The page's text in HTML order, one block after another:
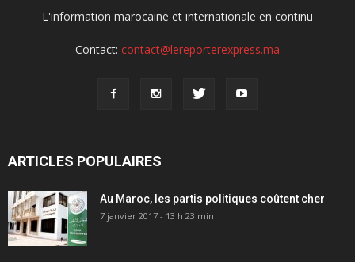
L'information marocaine et internationale en continu
Contact: contact@lereporterexpress.ma
ARTICLES POPULAIRES
Au Maroc, les partis politiques coûtent cher
7 janvier 2017 - 13 h 23 min